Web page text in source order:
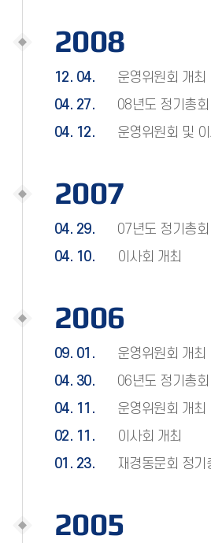
2008
12. 04.
운영위원회 개최
04. 27.
08년도 정기총회
04. 12.
운영위원회 및
2007
04. 29.
07년도 정기총회
04. 10.
이사회 개최
2006
09. 01.
운영위원회 개최
04. 30.
06년도 정기총회
04. 11.
운영위원회 개최
02. 11.
이사회 개최
01. 23.
재경동문회 정기
2005